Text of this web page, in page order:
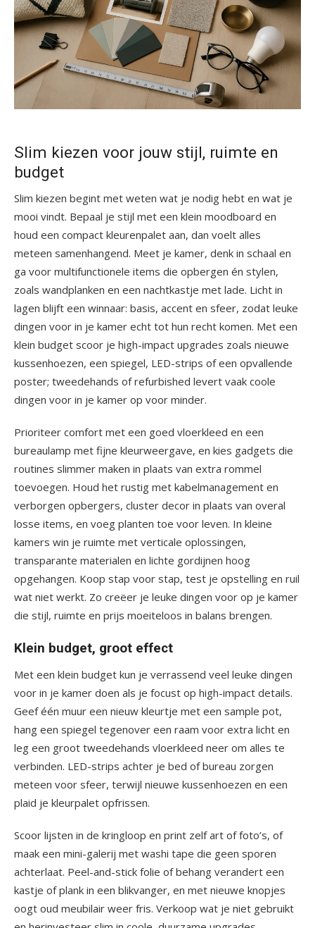
Slim kiezen voor jouw stijl, ruimte en
budget
Slim kiezen begint met weten wat je nodig hebt en wat je
mooi vindt. Bepaal je stijl met een klein moodboard en
houd een compact kleurenpalet aan, dan voelt alles
meteen samenhangend. Meet je kamer, denk in schaal en
ga voor multifunctionele items die opbergen én stylen,
zoals wandplanken en een nachtkastje met lade. Licht in
lagen blijft een winnaar: basis, accent en sfeer, zodat leuke
dingen voor in je kamer echt tot hun recht komen. Met een
klein budget scoor je high-impact upgrades zoals nieuwe
kussenhoezen, een spiegel, LED-strips of een opvallende
poster; tweedehands of refurbished levert vaak coole
dingen voor in je kamer op voor minder.
Prioriteer comfort met een goed vloerkleed en een
bureaulamp met fijne kleurweergave, en kies gadgets die
routines slimmer maken in plaats van extra rommel
toevoegen. Houd het rustig met kabelmanagement en
verborgen opbergers, cluster decor in plaats van overal
losse items, en voeg planten toe voor leven. In kleine
kamers win je ruimte met verticale oplossingen,
transparante materialen en lichte gordijnen hoog
opgehangen. Koop stap voor stap, test je opstelling en ruil
wat niet werkt. Zo creëer je leuke dingen voor op je kamer
die stijl, ruimte en prijs moeiteloos in balans brengen.
Klein budget, groot effect
Met een klein budget kun je verrassend veel leuke dingen
voor in je kamer doen als je focust op high-impact details.
Geef één muur een nieuw kleurtje met een sample pot,
hang een spiegel tegenover een raam voor extra licht en
leg een groot tweedehands vloerkleed neer om alles te
verbinden. LED-strips achter je bed of bureau zorgen
meteen voor sfeer, terwijl nieuwe kussenhoezen en een
plaid je kleurpalet opfrissen.
Scoor lijsten in de kringloop en print zelf art of foto’s, of
maak een mini-galerij met washi tape die geen sporen
achterlaat. Peel-and-stick folie of behang verandert een
kastje of plank in een blikvanger, en met nieuwe knopjes
oogt oud meubilair weer fris. Verkoop wat je niet gebruikt